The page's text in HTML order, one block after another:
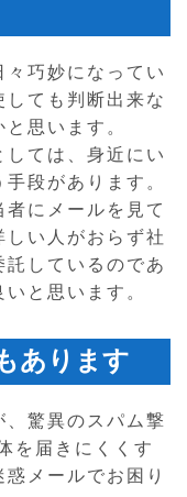
巧妙になってい
ても判断出来な
思います。
ては、身近にい
段があります。
にメールを見て
い人がおらず社
しているのであ
と思います。
あります
驚異のスパム撃
を届きにくくす
メールでお困り